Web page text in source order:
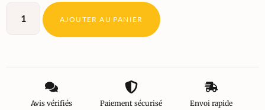
AJOUTER AU PANIER
Avis vérifiés Paiement sécurisé Envoi rapide